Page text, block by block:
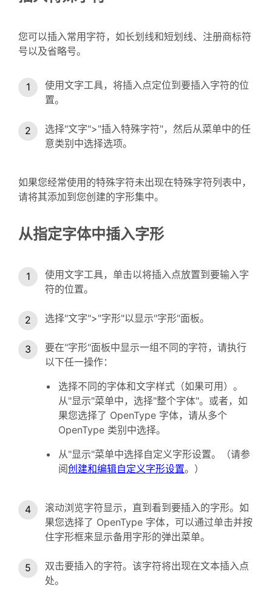
您可以插入常用字符，如长划线和短划线、注册商标符
号以及省略号。
使用文字工具，将插入点定位到要插入字符的位
置。
选择"文字">"插入特殊字符"，然后从菜单中的任
意类别中选择选项。
如果您经常使用的特殊字符未出现在特殊字符列表中，
请将其添加到您创建的字形集中。
从指定字体中插入字形
使用文字工具，单击以将插入点放置到要输入字
符的位置。
选择"文字">"字形"以显示"字形"面板。
要在"字形"面板中显示一组不同的字符，请执行
以下任一操作：
选择不同的字体和文字样式（如果可用）。
从"显示"菜单中，选择"整个字体"。或者，如
果您选择了 OpenType 字体，请从多个
OpenType 类别中选择。
从"显示"菜单中选择自定义字形设置。（请参
阅创建和编辑自定义字形设置。）
滚动浏览字符显示，直到看到要插入的字形。如
果您选择了 OpenType 字体，可以通过单击并按
住字形框来显示备用字形的弹出菜单。
双击要插入的字符。该字符将出现在文本插入点
处。